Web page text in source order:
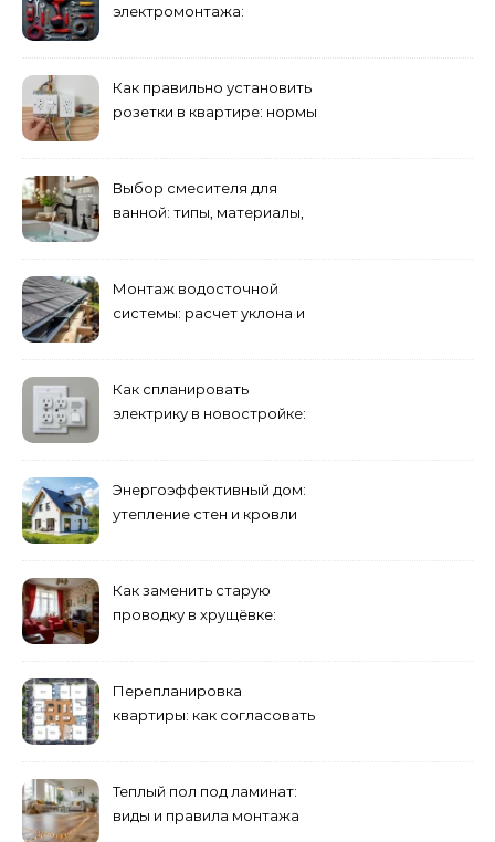
электромонтажа:
Как правильно установить
розетки в квартире: нормы
Выбор смесителя для
ванной: типы, материалы,
Монтаж водосточной
системы: расчет уклона и
Как спланировать
электрику в новостройке:
Энергоэффективный дом:
утепление стен и кровли
Как заменить старую
проводку в хрущёвке:
Перепланировка
квартиры: как согласовать
Теплый пол под ламинат:
виды и правила монтажа